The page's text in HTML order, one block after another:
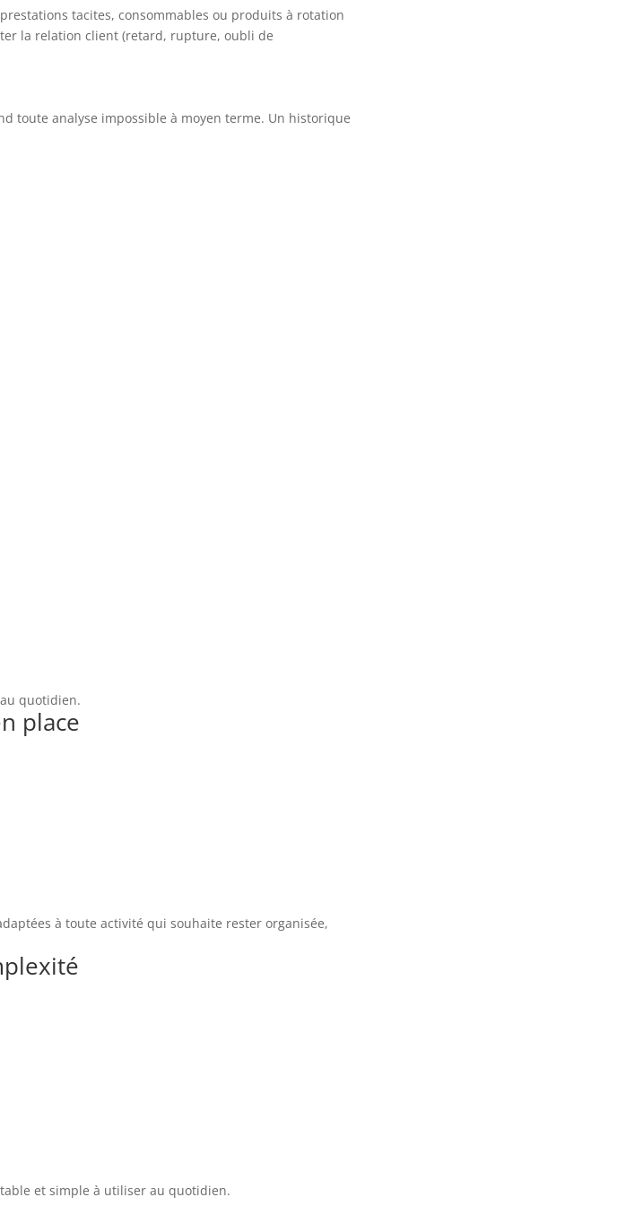
tacites, consommables ou produits à rotation
la relation client (retard, rupture, oubli de
toute analyse impossible à moyen terme. Un historique
quotidien.
place
à toute activité qui souhaite rester organisée,
et simple à utiliser au quotidien.